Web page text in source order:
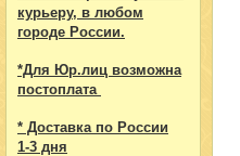
курьеру, в любом
городе России.
*Для Юр.лиц возможна
постоплата
* Доставка по России
1-3 дня